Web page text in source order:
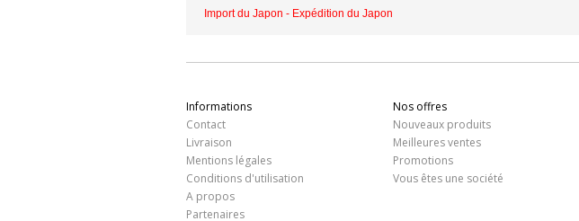
Import du Japon - Expédition du Japon
Informations
Contact
Livraison
Mentions légales
Conditions d'utilisation
A propos
Partenaires
Nos offres
Nouveaux produits
Meilleures ventes
Promotions
Vous êtes une société